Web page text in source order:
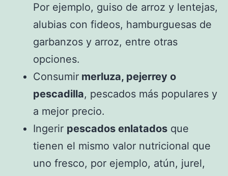
Por ejemplo, guiso de arroz y lentejas,
alubias con fideos, hamburguesas de
garbanzos y arroz, entre otras
opciones.
Consumir merluza, pejerrey o
pescadilla, pescados más populares y
a mejor precio.
Ingerir pescados enlatados que
tienen el mismo valor nutricional que
uno fresco, por ejemplo, atún, jurel,